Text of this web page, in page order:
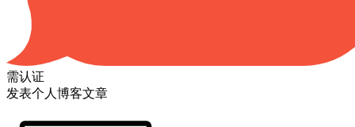
需认证
发表个人博客文章